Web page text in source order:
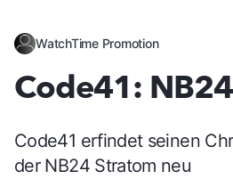
WatchTime Promotion
Code41:
Code41 erfindet seinen
der NB24 Stratom neu